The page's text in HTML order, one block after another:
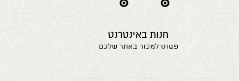
חנות באינטרנט
פשוט למכור באתר שלכם